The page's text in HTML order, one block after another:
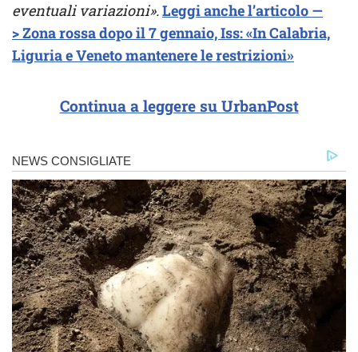
eventuali variazioni».Leggi anche l’articolo —
> Zona rossa dopo il 7 gennaio, Iss: «In Calabria,
Liguria e Veneto mantenere le restrizioni»
Continua a leggere su UrbanPost